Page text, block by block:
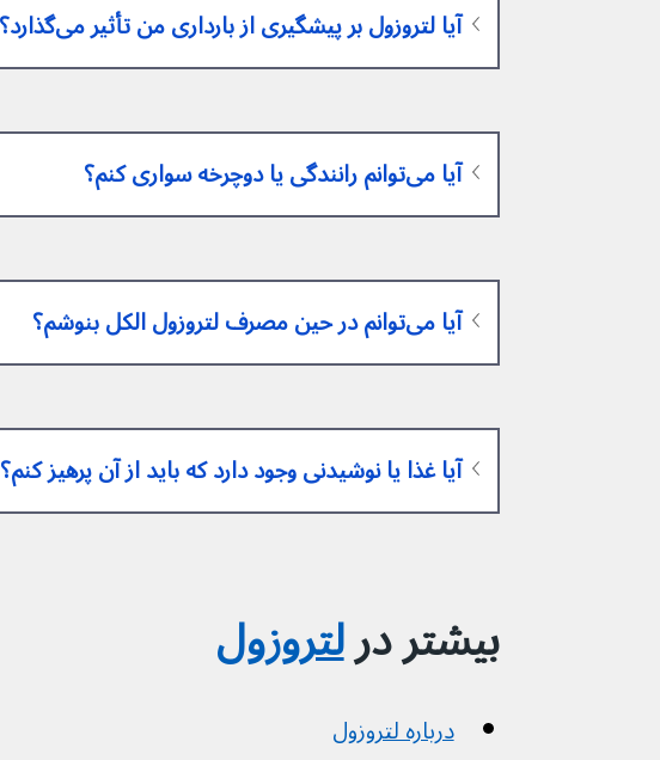
آیا لتروزول بر پیشگیری از بارداری من تأثیر می‌گذارد؟
آیا می‌توانم رانندگی یا دوچرخه سواری کنم؟
آیا می‌توانم در حین مصرف لتروزول الکل بنوشم؟
آیا غذا یا نوشیدنی وجود دارد که باید از آن پرهیز کنم؟
بیشتر در لتروزول
درباره لتروزول